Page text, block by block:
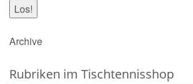
Archive
Rubriken im Tischtennisshop